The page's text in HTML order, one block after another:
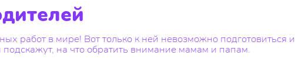
работ в мире! Вот только к ней невозможно подготовиться и
на что обратить внимание мамам и папам.